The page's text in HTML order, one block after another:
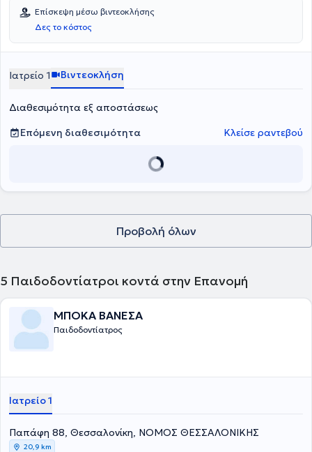
προσθετική, επανορθωτική, αισθητική οδοντιατρική, λεύκανση,
ορθοδοντική, παιδοδοντία και προληπτική οδοντιατρική. Ο χώρος
του ιατρείου είναι πλήρως εξοπλισμένος, ενώ είναι καθαρός και
φιλόξενος τόσο για τους μεγάλους, όσο και για τους μικρούς
Επίσκεψη μέσω βιντεοκλήσης
Δες το κόστος
Ιατρείο 1 Βιντεοκλήση
Διαθεσιμότητα εξ αποστάσεως
Επόμενη διαθεσιμότητα
Κλείσε ραντεβού
Προβολή όλων
5 Παιδοδοντίατροι κοντά στην Επανομή
ΜΠΟΚΑ ΒΑΝΕΣΑ
Παιδοδοντίατρος
Ιατρείο 1
Παπάφη 88, Θεσσαλονίκη, ΝΟΜΟΣ ΘΕΣΣΑΛΟΝΙΚΗΣ
20,9 km